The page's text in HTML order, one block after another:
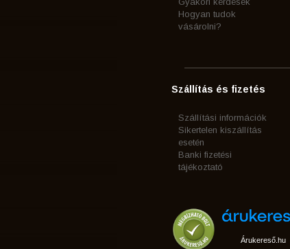
Hogyan tudok
vásárolni?
Szállítás és fizetés
Szállítási információk
Sikertelen kiszállítás
esetén
Banki fizetési
tájékoztató
Árukereső.hu